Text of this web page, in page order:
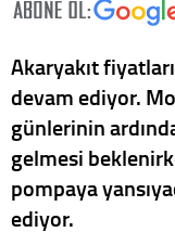
Akaryakıt
devam ediyor.
günlerinin
gelmesi
pompaya
ediyor.